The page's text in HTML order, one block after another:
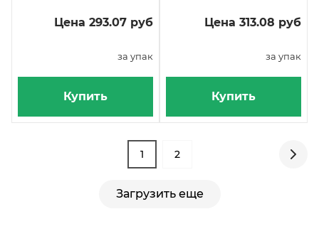
Цена 293.07 руб
за упак
Купить
Цена 313.08 руб
за упак
Купить
1 2
Загрузить еще